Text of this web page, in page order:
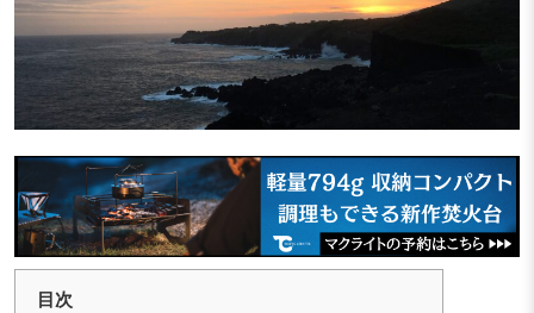
目次